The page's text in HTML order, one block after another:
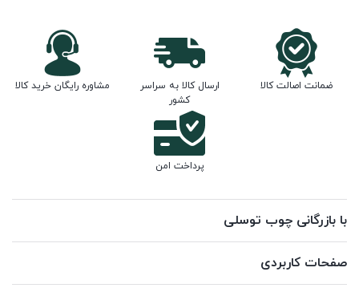
ضمانت اصالت کالا
ارسال کالا به سراسر
کشور
مشاوره رایگان خرید کالا
پرداخت امن
با بازرگانی چوب توسلی
صفحات کاربردی